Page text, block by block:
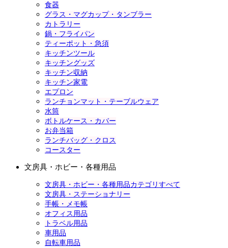
食器
グラス・マグカップ・タンブラー
カトラリー
鍋・フライパン
ティーポット・急須
キッチンツール
キッチングッズ
キッチン収納
キッチン家電
エプロン
ランチョンマット・テーブルウェア
水筒
ボトルケース・カバー
お弁当箱
ランチバッグ・クロス
コースター
文房具・ホビー・各種用品
文房具・ホビー・各種用品カテゴリすべて
文房具・ステーショナリー
手帳・メモ帳
オフィス用品
トラベル用品
車用品
自転車用品